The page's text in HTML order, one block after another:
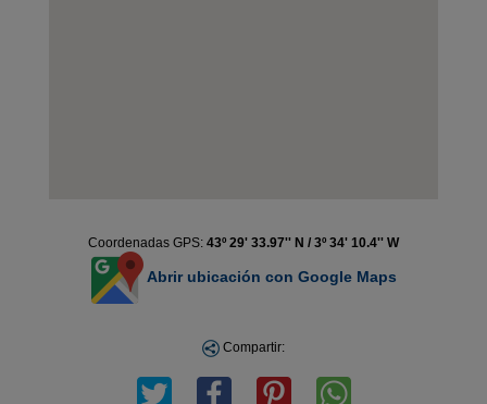
Coordenadas GPS: 43º 29' 33.97'' N / 3º 34' 10.4'' W
Abrir ubicación con Google Maps
Compartir: